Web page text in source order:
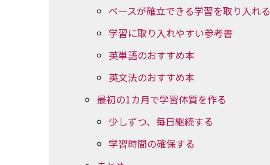
ペースが確立できる学習を取り入れる
学習に取り入れやすい参考書
英単語のおすすめ本
英文法のおすすめ本
最初の1カ月で学習体質を作る
少しずつ、毎日継続する
学習時間の確保する